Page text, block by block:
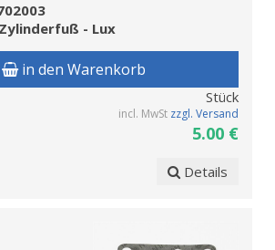
- Lux
in den Warenkorb
Stück
incl. MwSt zzgl. Versand
5.00 €
Details